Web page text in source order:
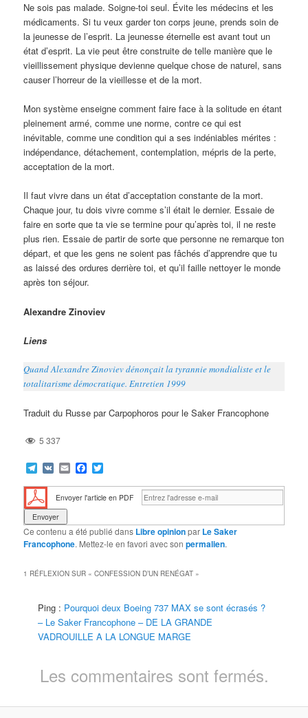
Ne sois pas malade. Soigne-toi seul. Évite les médecins et les
médicaments. Si tu veux garder ton corps jeune, prends soin de
la jeunesse de l’esprit. La jeunesse éternelle est avant tout un
état d’esprit. La vie peut être construite de telle manière que le
vieillissement physique devienne quelque chose de naturel, sans
causer l’horreur de la vieillesse et de la mort.
Mon système enseigne comment faire face à la solitude en étant
pleinement armé, comme une norme, contre ce qui est
inévitable, comme une condition qui a ses indéniables mérites :
indépendance, détachement, contemplation, mépris de la perte,
acceptation de la mort.
Il faut vivre dans un état d’acceptation constante de la mort.
Chaque jour, tu dois vivre comme s’il était le dernier. Essaie de
faire en sorte que ta vie se termine pour qu’après toi, il ne reste
plus rien. Essaie de partir de sorte que personne ne remarque ton
départ, et que les gens ne soient pas fâchés d’apprendre que tu
as laissé des ordures derrière toi, et qu’il faille nettoyer le monde
après ton séjour.
Alexandre Zinoviev
Liens
Quand Alexandre Zinoviev dénonçait la tyrannie mondialiste et le
totalitarisme démocratique. Entretien 1999
Traduit du Russe par Carpophoros pour le Saker Francophone
5 337
Telegram
VK EmailFacebook
Envoyer l'article en PDF
Ce contenu a été publié dans Libre opinionpar Le Saker
Francophone. Mettez-le en favori avec sonpermalien.
1 RÉFLEXION SUR «CONFESSION D’UN RENÉGAT »
Ping : Pourquoi deux Boeing 737 MAX se sont écrasés ?
– Le Saker Francophone – DE LA GRANDE
VADROUILLE A LA LONGUE MARGE
Les commentaires sont fermés.